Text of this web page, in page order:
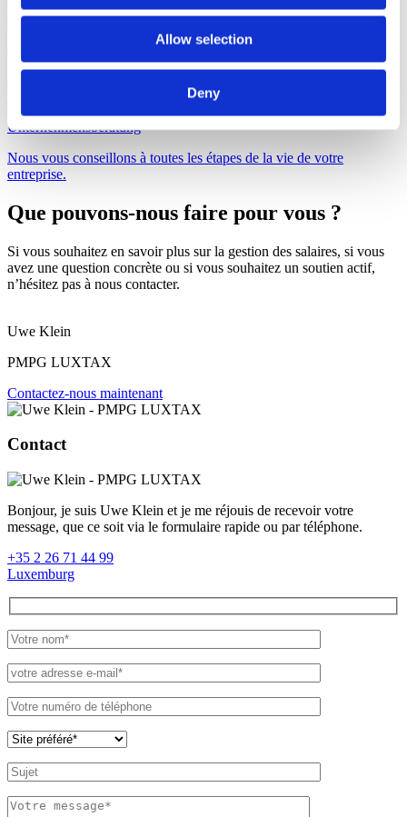
Allow selection
Deny
annexes nécessaires.
Unternehmensberatung
Nous vous conseillons à toutes les étapes de la vie de votre
entreprise.
Que pouvons-nous faire pour vous ?
Si vous souhaitez en savoir plus sur la gestion des salaires, si vous
avez une question concrète ou si vous souhaitez un soutien actif,
n’hésitez pas à nous contacter.
Uwe Klein
PMPG LUXTAX
Contactez-nous maintenant
Contact
Bonjour, je suis Uwe Klein et je me réjouis de recevoir votre
message, que ce soit via le formulaire rapide ou par téléphone.
+35 2 26 71 44 99
Luxemburg